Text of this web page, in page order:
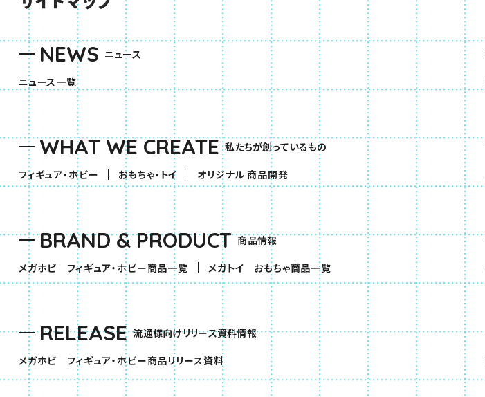
NEWS ニュース
ニュース一覧
WHAT WE CREATE 私たちが創っているもの
フィギュア・ホビー （別ウィンドウで開きます）
おもちゃ・トイ （別ウィンドウで開きます）
オリジナル 商品開発
BRAND & PRODUCT 商品情報
メガホビ フィギュア・ホビー商品一覧 （別ウィンドウで開きます）
メガトイ おもちゃ商品一覧（別ウィンドウで開きます）
RELEASE 流通様向けリリース資料情報
メガホビ フィギュア・ホビー商品リリース資料（別ウィンドウで開きます）